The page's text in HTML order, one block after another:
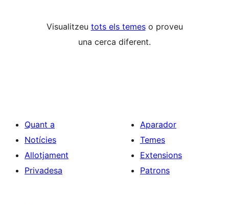
Visualitzeu tots els temeso proveu
una cerca diferent.
Quant a
Notícies
Allotjament
Privadesa
Aparador
Temes
Extensions
Patrons